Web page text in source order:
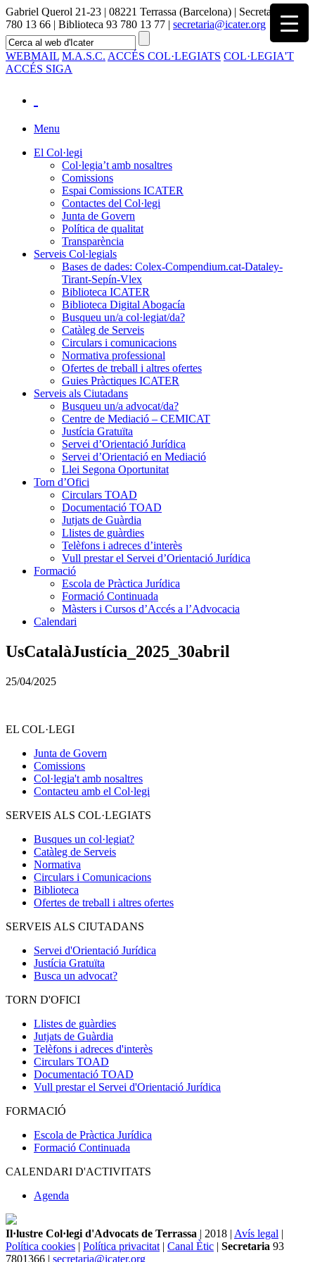
Gabriel Querol 21-23 | 08221 Terrassa (Barcelona) | Secretaria 93
780 13 66 | Biblioteca 93 780 13 77 | secretaria@icater.org
WEBMAIL M.A.S.C. ACCÉS COL·LEGIATS COL·LEGIA'T
ACCÉS SIGA
Menu
El Col·legi
Col·legia’t amb nosaltres
Comissions
Espai Comissions ICATER
Contactes del Col·legi
Junta de Govern
Política de qualitat
Transparència
Serveis Col·legials
Bases de dades: Colex-Compendium.cat-Dataley-
Tirant-Sepín-Vlex
Biblioteca ICATER
Biblioteca Digital Abogacía
Busqueu un/a col·legiat/da?
Catàleg de Serveis
Circulars i comunicacions
Normativa professional
Ofertes de treball i altres ofertes
Guies Pràctiques ICATER
Serveis als Ciutadans
Busqueu un/a advocat/da?
Centre de Mediació – CEMICAT
Justícia Gratuïta
Servei d’Orientació Jurídica
Servei d’Orientació en Mediació
Llei Segona Oportunitat
Torn d’Ofici
Circulars TOAD
Documentació TOAD
Jutjats de Guàrdia
Llistes de guàrdies
Telèfons i adreces d’interès
Vull prestar el Servei d’Orientació Jurídica
Formació
Escola de Pràctica Jurídica
Formació Continuada
Màsters i Cursos d’Accés a l’Advocacia
Calendari
UsCatalàJustícia_2025_30abril
25/04/2025
EL COL·LEGI
Junta de Govern
Comissions
Col·legia't amb nosaltres
Contacteu amb el Col·legi
SERVEIS ALS COL·LEGIATS
Busques un col·legiat?
Catàleg de Serveis
Normativa
Circulars i Comunicacions
Biblioteca
Ofertes de treball i altres ofertes
SERVEIS ALS CIUTADANS
Servei d'Orientació Jurídica
Justícia Gratuïta
Busca un advocat?
TORN D'OFICI
Llistes de guàrdies
Jutjats de Guàrdia
Telèfons i adreces d'interès
Circulars TOAD
Documentació TOAD
Vull prestar el Servei d'Orientació Jurídica
FORMACIÓ
Escola de Pràctica Jurídica
Formació Continuada
CALENDARI D'ACTIVITATS
Agenda
Il·lustre Col·legi d'Advocats de Terrassa | 2018 | Avís legal |
Política cookies | Política privacitat | Canal Ètic | Secretaria 93
7801366 | secretaria@icater.org